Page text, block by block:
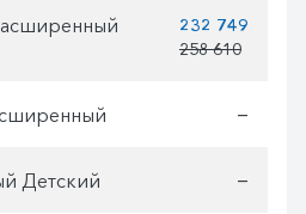
232 749
258 610
—
Детский —